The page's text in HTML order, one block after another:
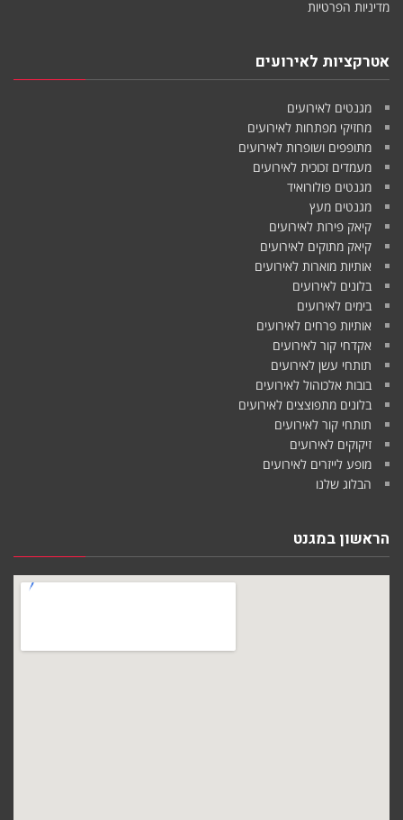
מדיניות הפרטיות
אטרקציות לאירועים
מגנטים לאירועים
מחזיקי מפתחות לאירועים
מתופפים ושופרות לאירועים
מעמדים זכוכית לאירועים
מגנטים פולורואיד
מגנטים מעץ
קיאק פירות לאירועים
קיאק מתוקים לאירועים
אותיות מוארות לאירועים
בלונים לאירועים
בימים לאירועים
אותיות פרחים לאירועים
אקדחי קור לאירועים
תותחי עשן לאירועים
בובות אלכוהול לאירועים
בלונים מתפוצצים לאירועים
תותחי קור לאירועים
זיקוקים לאירועים
מופע לייזרים לאירועים
הבלוג שלנו
הראשון במגנט